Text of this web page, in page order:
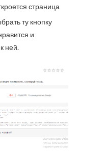
страница
ту кнопку
и
ней.